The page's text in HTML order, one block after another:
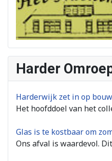
Harder
Harderwijk zet in op
Het hoofddoel van het
Glas is te kostbaar om
Ons afval is waardevol.